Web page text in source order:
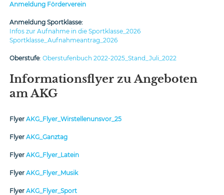
Anmeldung Förderverein
Anmeldung Sportklasse:
Infos zur Aufnahme in die Sportklasse_2026
Sportklasse_Aufnahmeantrag_2026
Oberstufe: Oberstufenbuch 2022-2025_Stand_Juli_2022
Informationsflyer zu Angeboten
am AKG
Flyer AKG_Flyer_Wirstellenunsvor_25
Flyer AKG_Ganztag
Flyer AKG_Flyer_Latein
Flyer AKG_Flyer_Musik
Flyer AKG_Flyer_Sport